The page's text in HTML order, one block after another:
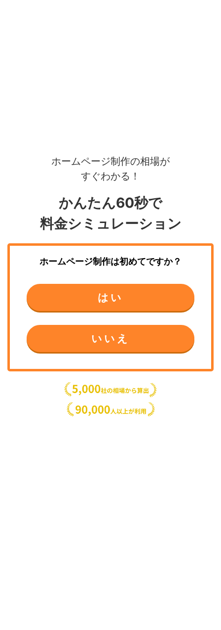
ホームページ制作の相場が
すぐわかる！
かんたん60秒で
料金シミュレーション
ホームページ制作は初めてですか？
はい
いいえ